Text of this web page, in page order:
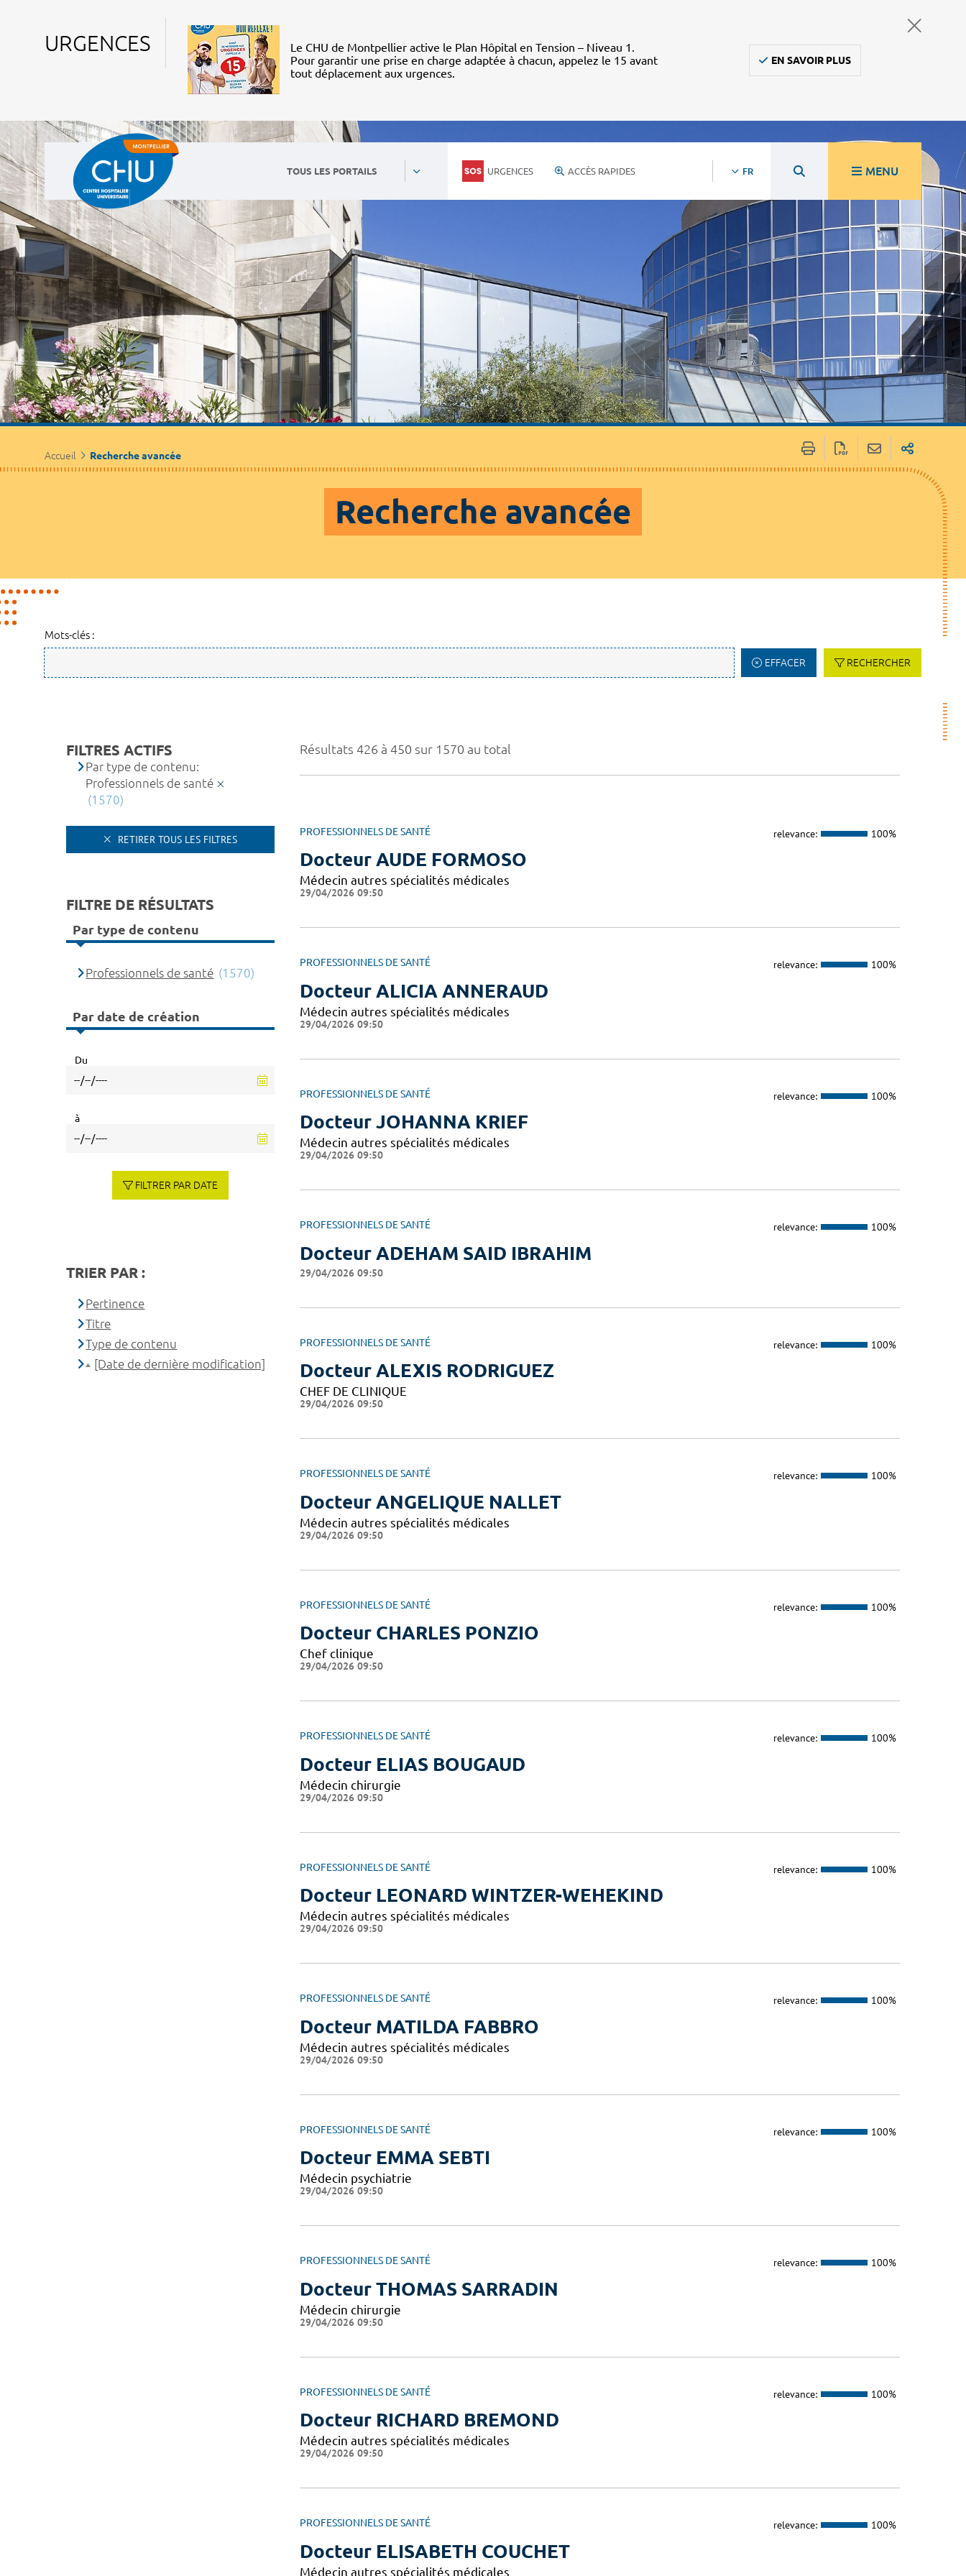
URGENCES
Le CHU de Montpellier active le Plan Hôpital en Tension – Niveau 1.
Pour garantir une prise en charge adaptée à chacun, appelez le 15 avant
tout déplacement aux urgences.
EN SAVOIR PLUS
TOUS LES PORTAILS URGENCES ACCÈS RAPIDES FR MENU
Accueil Recherche avancée
Recherche avancée
Mots-clés :
EFFACER RECHERCHER
Résultats 426 à 450 sur 1570 au total
PROFESSIONNELS DE SANTÉ relevance: 100%
Docteur AUDE FORMOSO
Médecin autres spécialités médicales
29/04/2026 09:50
PROFESSIONNELS DE SANTÉ relevance: 100%
Docteur ALICIA ANNERAUD
Médecin autres spécialités médicales
29/04/2026 09:50
PROFESSIONNELS DE SANTÉ relevance: 100%
Docteur JOHANNA KRIEF
Médecin autres spécialités médicales
29/04/2026 09:50
PROFESSIONNELS DE SANTÉ relevance: 100%
Docteur ADEHAM SAID IBRAHIM
29/04/2026 09:50
PROFESSIONNELS DE SANTÉ relevance: 100%
Docteur ALEXIS RODRIGUEZ
CHEF DE CLINIQUE
29/04/2026 09:50
PROFESSIONNELS DE SANTÉ relevance: 100%
Docteur ANGELIQUE NALLET
Médecin autres spécialités médicales
29/04/2026 09:50
PROFESSIONNELS DE SANTÉ relevance: 100%
Docteur CHARLES PONZIO
Chef clinique
29/04/2026 09:50
PROFESSIONNELS DE SANTÉ relevance: 100%
Docteur ELIAS BOUGAUD
Médecin chirurgie
29/04/2026 09:50
PROFESSIONNELS DE SANTÉ relevance: 100%
Docteur LEONARD WINTZER-WEHEKIND
Médecin autres spécialités médicales
29/04/2026 09:50
PROFESSIONNELS DE SANTÉ relevance: 100%
Docteur MATILDA FABBRO
Médecin autres spécialités médicales
29/04/2026 09:50
PROFESSIONNELS DE SANTÉ relevance: 100%
Docteur EMMA SEBTI
Médecin psychiatrie
29/04/2026 09:50
PROFESSIONNELS DE SANTÉ relevance: 100%
Docteur THOMAS SARRADIN
Médecin chirurgie
29/04/2026 09:50
PROFESSIONNELS DE SANTÉ relevance: 100%
Docteur RICHARD BREMOND
Médecin autres spécialités médicales
29/04/2026 09:50
PROFESSIONNELS DE SANTÉ relevance: 100%
Docteur ELISABETH COUCHET
Médecin autres spécialités médicales
FILTRES ACTIFS
Par type de contenu:
Professionnels de santé
(1570)
RETIRER TOUS LES FILTRES
FILTRE DE RÉSULTATS
Par type de contenu
Professionnels de santé (1570)
Par date de création
Du
à
FILTRER PAR DATE
TRIER PAR :
Pertinence
Titre
Type de contenu
[Date de dernière modification]